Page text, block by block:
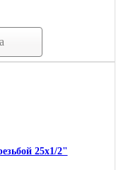
25х1/2"